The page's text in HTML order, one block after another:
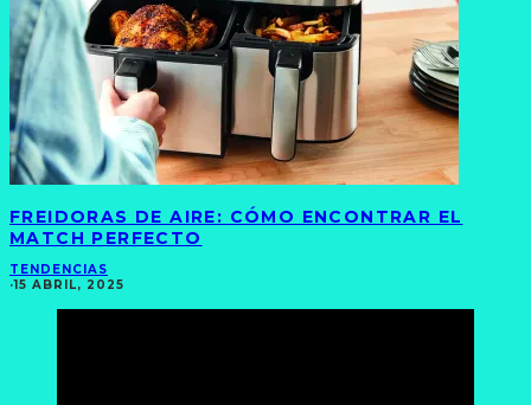
FREIDORAS DE AIRE: CÓMO ENCONTRAR EL
MATCH PERFECTO
TENDENCIAS
·15 ABRIL, 2025